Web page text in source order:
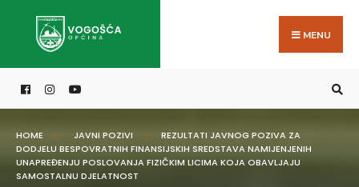
MENU
HOME JAVNI POZIVI
REZULTATI JAVNOG POZIVA ZA
DODJELU BESPOVRATNIH FINANSIJSKIH SREDSTAVA NAMIJENJENIH
UNAPREĐENJU POSLOVANJA FIZIČKIM LICIMA KOJA OBAVLJAJU
SAMOSTALNU DJELATNOST
for: